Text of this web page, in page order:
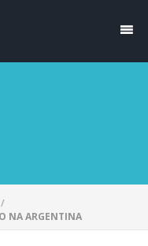
NA ARGENTINA